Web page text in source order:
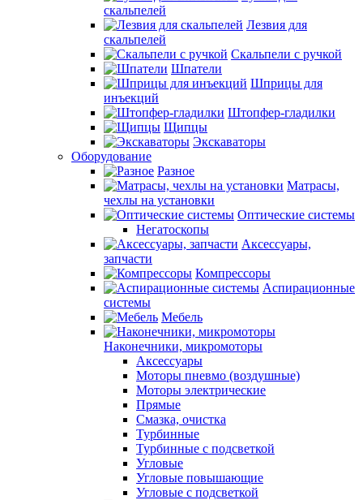
скальпелей
Лезвия для
скальпелей
Скальпели с ручкой
Шпатели
Шприцы для
инъекций
Штопфер-гладилки
Щипцы
Экскаваторы
Оборудование
Разное
Матрасы,
чехлы на установки
Оптические системы
Негатоскопы
Аксессуары,
запчасти
Компрессоры
Аспирационные
системы
Мебель
Наконечники, микромоторы
Аксессуары
Моторы пневмо (воздушные)
Моторы электрические
Прямые
Смазка, очистка
Турбинные
Турбинные с подсветкой
Угловые
Угловые повышающие
Угловые с подсветкой